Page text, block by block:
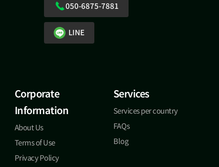
050-6875-7881
LINE
Corporate
Information
About Us
Terms of Use
Privacy Policy
Services
Services per country
FAQs
Blog